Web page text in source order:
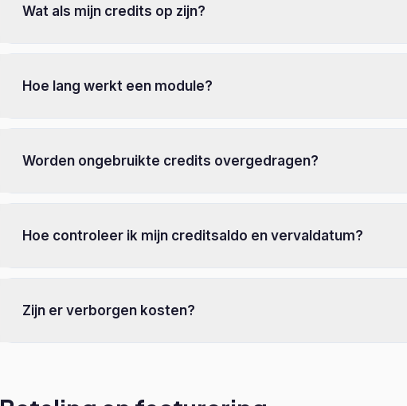
Wat als mijn credits op zijn?
Hoe lang werkt een module?
Worden ongebruikte credits overgedragen?
Hoe controleer ik mijn creditsaldo en vervaldatum?
Zijn er verborgen kosten?